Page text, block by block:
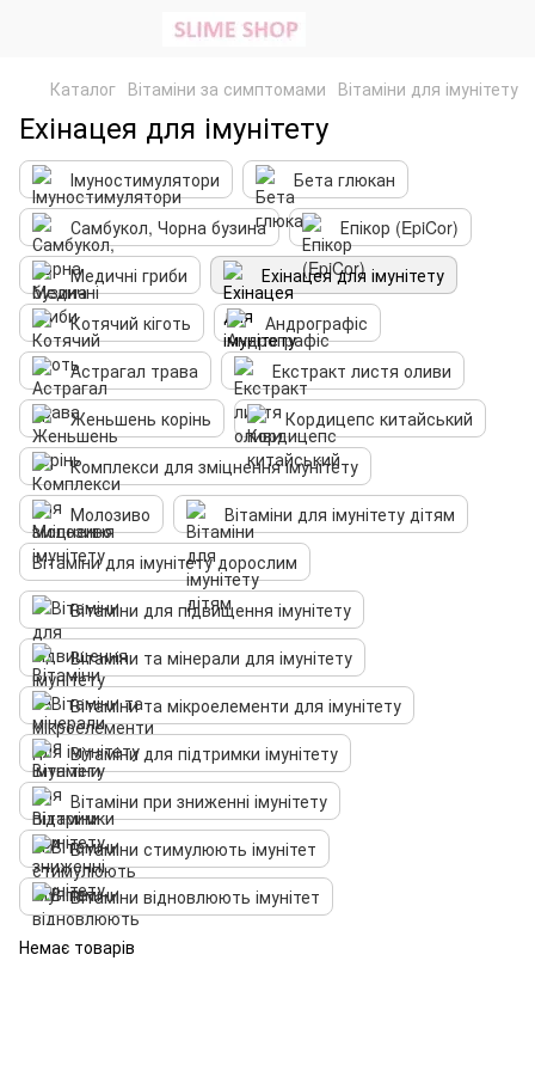
Каталог Вітаміни за симптомами Вітаміни для імунітету
Ехінацея для імунітету
Імуностимулятори
Бета глюкан
Самбукол, Чорна бузина
Епікор (EpiCor)
Медичні гриби
Ехінацея для імунітету
Котячий кіготь
Андрографіс
Астрагал трава
Екстракт листя оливи
Женьшень корінь
Кордицепс китайський
Комплекси для зміцнення імунітету
Молозиво
Вітаміни для імунітету дітям
Вітаміни для імунітету дорослим
Вітаміни для підвищення імунітету
Вітаміни та мінерали для імунітету
Вітаміни та мікроелементи для імунітету
Вітаміни для підтримки імунітету
Вітаміни при зниженні імунітету
Вітаміни стимулюють імунітет
Вітаміни відновлюють імунітет
Немає товарів